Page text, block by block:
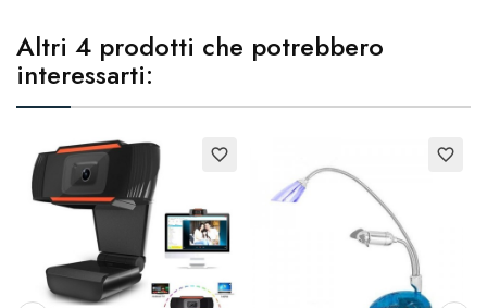
Altri 4 prodotti che potrebbero
interessarti:
favorite_border favorite_border